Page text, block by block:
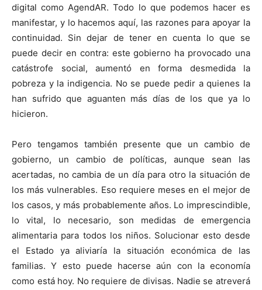
digital como AgendAR. Todo lo que podemos hacer es
manifestar, y lo hacemos aquí, las razones para apoyar la
continuidad. Sin dejar de tener en cuenta lo que se
puede decir en contra: este gobierno ha provocado una
catástrofe social, aumentó en forma desmedida la
pobreza y la indigencia. No se puede pedir a quienes la
han sufrido que aguanten más días de los que ya lo
hicieron.
Pero tengamos también presente que un cambio de
gobierno, un cambio de políticas, aunque sean las
acertadas, no cambia de un día para otro la situación de
los más vulnerables. Eso requiere meses en el mejor de
los casos, y más probablemente años. Lo imprescindible,
lo vital, lo necesario, son medidas de emergencia
alimentaria para todos los niños. Solucionar esto desde
el Estado ya aliviaría la situación económica de las
familias. Y esto puede hacerse aún con la economía
como está hoy. No requiere de divisas. Nadie se atreverá